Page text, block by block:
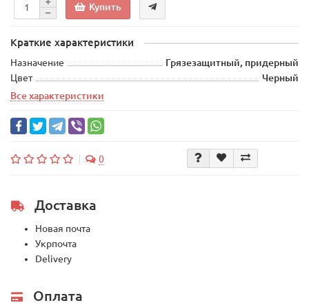
Купить
Краткие характеристики
Назначение
Грязезащитный, придерный
Цвет
Черный
Все характеристики
0
Доставка
Новая почта
Укрпочта
Delivery
Оплата